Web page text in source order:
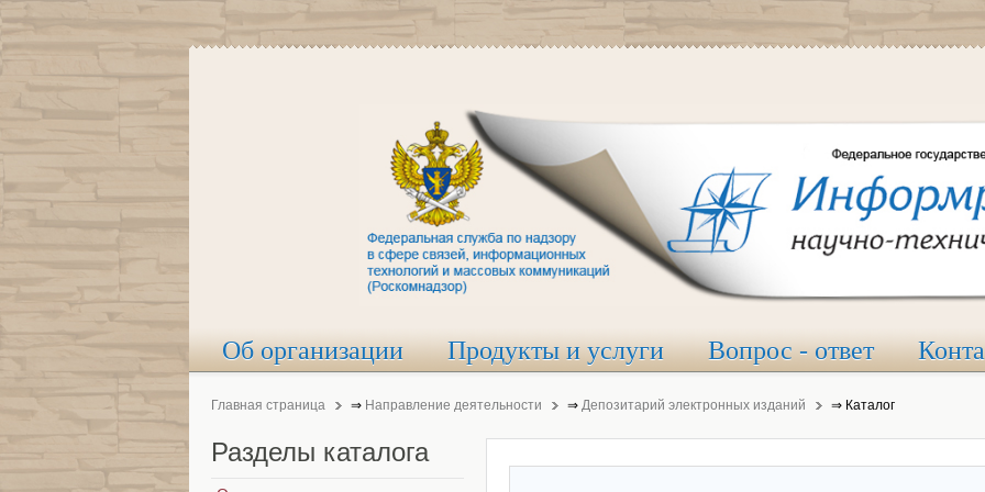
Об организации Продукты и услуги Вопрос - ответ
Главная страница ⇒ Направление деятельности ⇒ Депозитарий электронных изданий ⇒ Каталог
Разделы каталога